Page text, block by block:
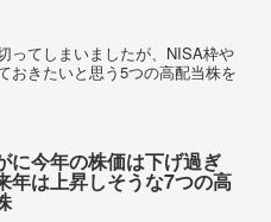
ってしまいましたが、NISA枠や
おきたいと思う5つの高配当株を
に今年の株価は下げ過ぎ
年は上昇しそうな7つの高